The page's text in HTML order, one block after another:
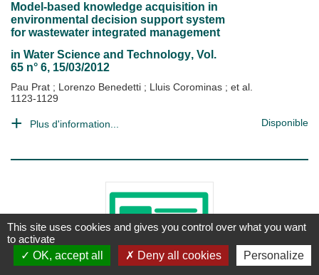
Model-based knowledge acquisition in
environmental decision support system
for wastewater integrated management
in Water Science and Technology, Vol.
65 n° 6, 15/03/2012
Pau Prat ; Lorenzo Benedetti ; Lluis Corominas ; et al.
1123-1129
Plus d'information... Disponible
This site uses cookies and gives you control over what you want
to activate
OK, accept all
Deny all cookies Personalize